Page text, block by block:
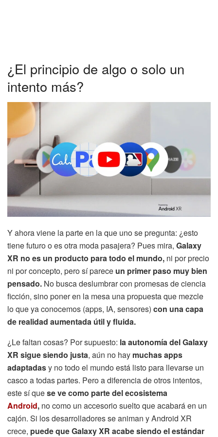
¿El principio de algo o solo un
intento más?
Y ahora viene la parte en la que uno se pregunta: ¿esto
tiene futuro o es otra moda pasajera? Pues mira, Galaxy
XR no es un producto para todo el mundo, ni por precio
ni por concepto, pero sí parece un primer paso muy bien
pensado. No busca deslumbrar con promesas de ciencia
ficción, sino poner en la mesa una propuesta que mezcle
lo que ya conocemos (apps, IA, sensores) con una capa
de realidad aumentada útil y fluida.
¿Le faltan cosas? Por supuesto: la autonomía del Galaxy
XR sigue siendo justa, aún no hay muchas apps
adaptadasy no todo el mundo está listo para llevarse un
casco a todas partes. Pero a diferencia de otros intentos,
este sí quese ve como parte del ecosistema
Android, no como un accesorio suelto que acabará en un
cajón. Si los desarrolladores se animan y Android XR
crece, puede que Galaxy XR acabe siendo el estándar